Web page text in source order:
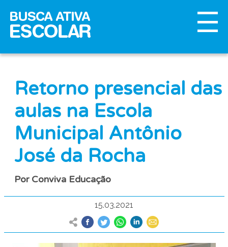
Retorno presencial das
aulas na Escola
Municipal Antônio
José da Rocha
Por Conviva Educação
15.03.2021